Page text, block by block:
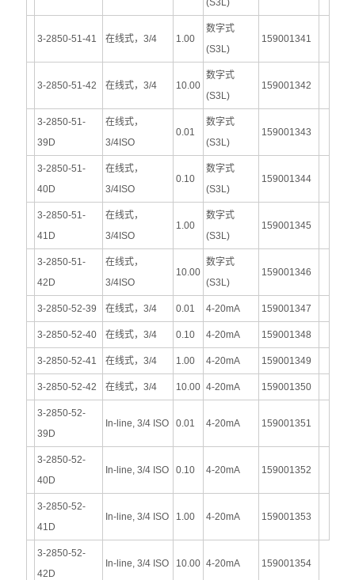
(S3L)
3-2850-51-41 在线式，3/4 1.00
数字式
(S3L)
159001341
3-2850-51-42 在线式，3/4 10.00
数字式
(S3L)
159001342
3-2850-51-
39D
在线式，
3/4ISO
0.01
数字式
(S3L)
159001343
3-2850-51-
40D
在线式，
3/4ISO
0.10
数字式
(S3L)
159001344
3-2850-51-
41D
在线式，
3/4ISO
1.00
数字式
(S3L)
159001345
3-2850-51-
42D
在线式，
3/4ISO
10.00
数字式
(S3L)
159001346
3-2850-52-39 在线式，3/4 0.01 4-20mA 159001347
3-2850-52-40 在线式，3/4 0.10 4-20mA 159001348
3-2850-52-41 在线式，3/4 1.00 4-20mA 159001349
3-2850-52-42 在线式，3/4 10.00 4-20mA 159001350
3-2850-52-
39D
In-line, 3/4 ISO 0.01 4-20mA 159001351
3-2850-52-
40D
In-line, 3/4 ISO 0.10 4-20mA 159001352
3-2850-52-
41D
In-line, 3/4 ISO 1.00 4-20mA 159001353
3-2850-52-
42D
In-line, 3/4 ISO 10.00 4-20mA 159001354